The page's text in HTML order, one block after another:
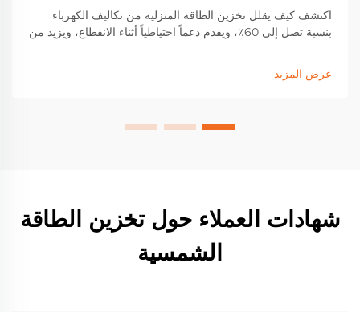
اكتشف كيف يقلل تخزين الطاقة المنزلية من تكاليف الكهرباء
بنسبة تصل إلى 60٪، ويقدم دعماً احتياطياً أثناء الانقطاع، ويزيد من
والادخار والأداء في العالم الحقيقي. احصل على دليلك المجاني عن
الطاقة الشمسية مع تخزين الطاقة الآن.
عرض المزيد
شهادات العملاء حول تخزين الطاقة
الشمسية